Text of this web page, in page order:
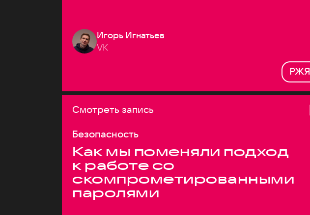
Игорь Игнатьев
VK
РЖЯ
Смотреть запись
Безопасность
Как мы поменяли подход
к работе со
скомпрометированными
паролями